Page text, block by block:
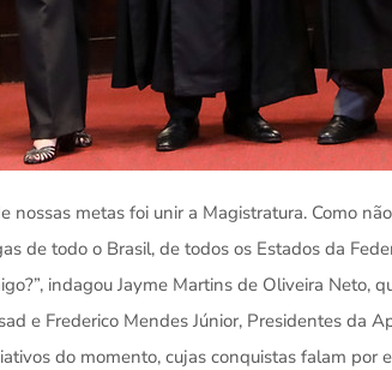
nossas metas foi unir a Magistratura. Como
de todo o Brasil, de todos os Estados da
indagou Jayme Martins de Oliveira Neto,
e Frederico Mendes Júnior, Presidentes da
do momento, cujas conquistas falam por